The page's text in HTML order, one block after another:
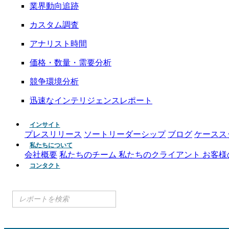
業界動向追跡
カスタム調査
アナリスト時間
価格・数量・需要分析
競争環境分析
迅速なインテリジェンスレポート
インサイト
プレスリリース ソートリーダーシップ ブログ ケースス
私たちについて
会社概要 私たちのチーム 私たちのクライアント お客様
コンタクト